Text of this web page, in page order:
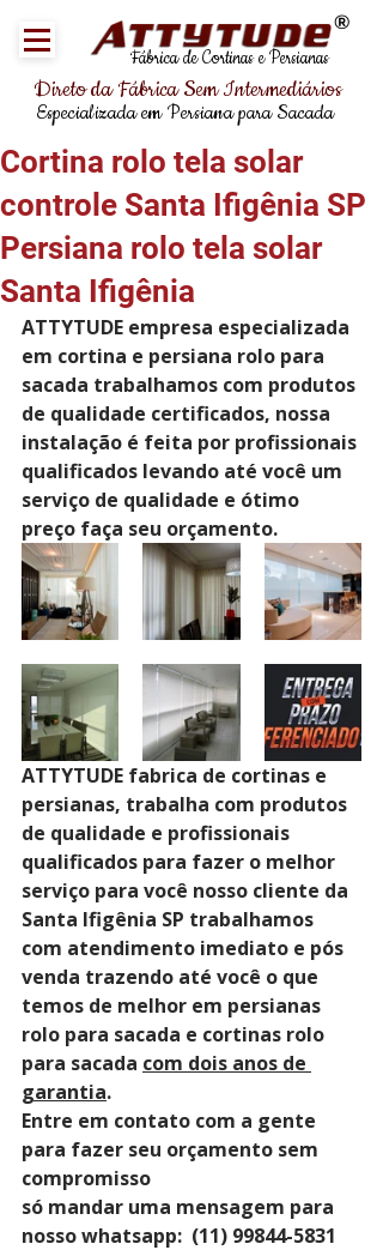
Fábrica de Cortinas e Persianas
®
Direto da Fábrica Sem Intermediários
Especializada em Persiana para Sacada
Cortina rolo tela solar
controle Santa Ifigênia SP
Persiana rolo tela solar
Santa Ifigênia
ATTYTUDE empresa especializada
em cortina e persiana rolo para
sacada trabalhamos com produtos
de qualidade certificados, nossa
instalação é feita por profissionais
qualificados levando até você um
serviço de qualidade e ótimo
preço faça seu orçamento.
ATTYTUDE fabrica de cortinas e
persianas, trabalha com produtos
de qualidade e profissionais
qualificados para fazer o melhor
serviço para você nosso cliente da
Santa Ifigênia SP trabalhamos
com atendimento imediato e pós
venda trazendo até você o que
temos de melhor em persianas
rolo para sacada e cortinas rolo
para sacada com dois anos de
garantia.
Entre em contato com a gente
para fazer seu orçamento sem
compromisso
só mandar uma mensagem para
nosso whatsapp:  (11) 99844-5831